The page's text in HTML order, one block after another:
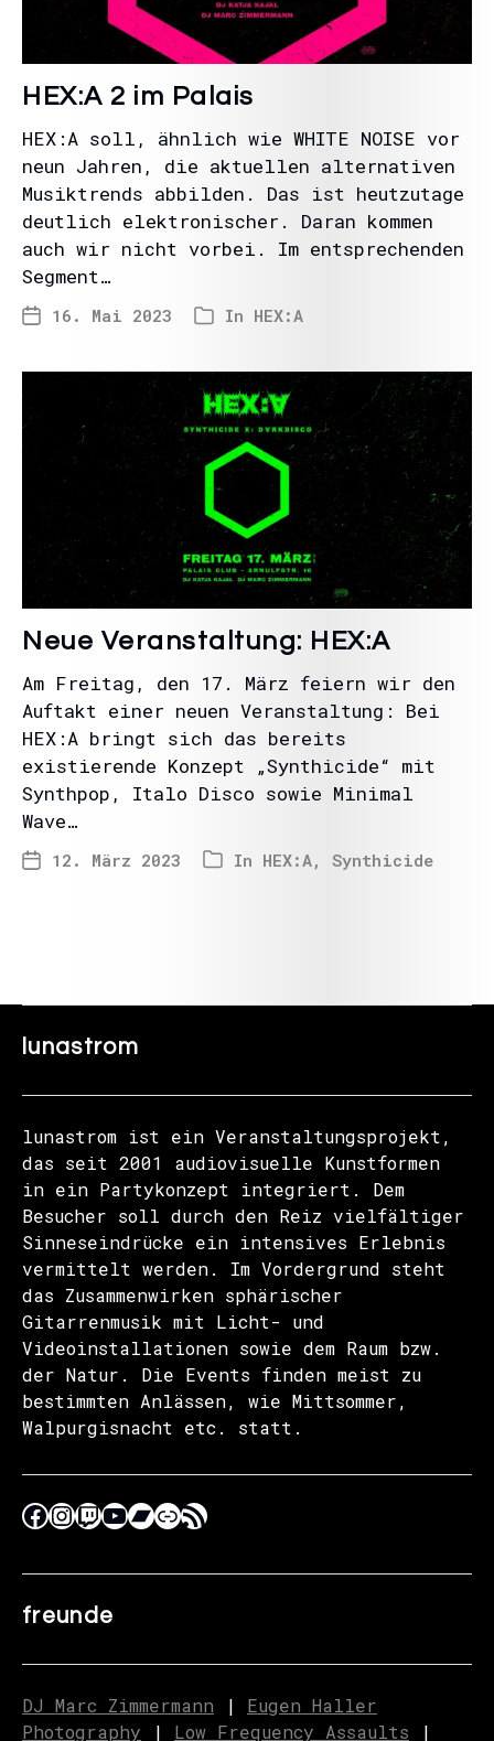
HEX:A 2 im Palais
HEX:A soll, ähnlich wie WHITE NOISE vor
neun Jahren, die aktuellen alternativen
Musiktrends abbilden. Das ist heutzutage
deutlich elektronischer. Daran kommen
auch wir nicht vorbei. Im entsprechenden
Segment…
16. Mai 2023 In HEX:A
Neue Veranstaltung: HEX:A
Am Freitag, den 17. März feiern wir den
Auftakt einer neuen Veranstaltung: Bei
HEX:A bringt sich das bereits
existierende Konzept „Synthicide“ mit
Synthpop, Italo Disco sowie Minimal
Wave…
12. März 2023 In HEX:A, Synthicide
lunastrom
lunastrom ist ein Veranstaltungsprojekt,
das seit 2001 audiovisuelle Kunstformen
in ein Partykonzept integriert. Dem
Besucher soll durch den Reiz vielfältiger
Sinneseindrücke ein intensives Erlebnis
vermittelt werden. Im Vordergrund steht
das Zusammenwirken sphärischer
Gitarrenmusik mit Licht- und
Videoinstallationen sowie dem Raum bzw.
der Natur. Die Events finden meist zu
bestimmten Anlässen, wie Mittsommer,
Walpurgisnacht etc. statt.
freunde
DJ Marc Zimmermann | Eugen Haller
Photography | Low Frequency Assaults |